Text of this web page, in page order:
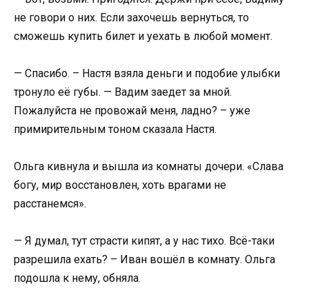
не говори о них. Если захочешь вернуться, то
сможешь купить билет и уехать в любой момент.
— Спасибо. – Настя взяла деньги и подобие улыбки
тронуло её губы. — Вадим заедет за мной.
Пожалуйста не провожай меня, ладно? – уже
примирительным тоном сказала Настя.
Ольга кивнула и вышла из комнаты дочери. «Слава
богу, мир восстановлен, хоть врагами не
расстанемся».
— Я думал, тут страсти кипят, а у нас тихо. Всё-таки
разрешила ехать? – Иван вошёл в комнату. Ольга
подошла к нему, обняла.